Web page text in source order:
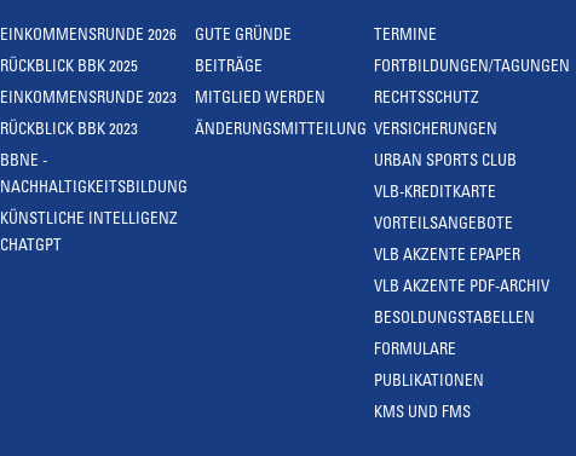
EINKOMMENSRUNDE 2026
RÜCKBLICK BBK 2025
EINKOMMENSRUNDE 2023
RÜCKBLICK BBK 2023
BBNE -
NACHHALTIGKEITSBILDUNG
KÜNSTLICHE INTELLIGENZ
CHATGPT
GUTE GRÜNDE
BEITRÄGE
MITGLIED WERDEN
ÄNDERUNGSMITTEILUNG
TERMINE
FORTBILDUNGEN/TAGUNGEN
RECHTSSCHUTZ
VERSICHERUNGEN
URBAN SPORTS CLUB
VLB-KREDITKARTE
VORTEILSANGEBOTE
VLB AKZENTE EPAPER
VLB AKZENTE PDF-ARCHIV
BESOLDUNGSTABELLEN
FORMULARE
PUBLIKATIONEN
KMS UND FMS